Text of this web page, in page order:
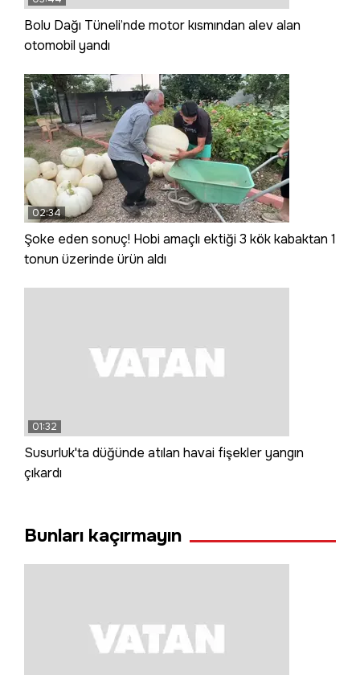
Bolu Dağı Tüneli’nde motor kısmından alev alan
otomobil yandı
02:34
Şoke eden sonuç! Hobi amaçlı ektiği 3 kök kabaktan 1
tonun üzerinde ürün aldı
01:32
Susurluk'ta düğünde atılan havai fişekler yangın
çıkardı
Bunları kaçırmayın